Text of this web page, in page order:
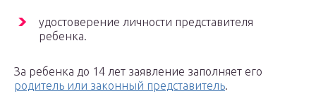
удостоверение личности представителя
ребенка.
За ребенка до 14 лет заявление заполняет его
родитель или законный представитель.